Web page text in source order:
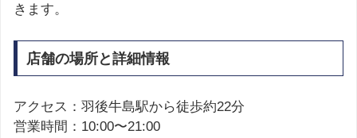
きます。
店舗の場所と詳細情報
アクセス：羽後牛島駅から徒歩約22分
営業時間：10:00〜21:00